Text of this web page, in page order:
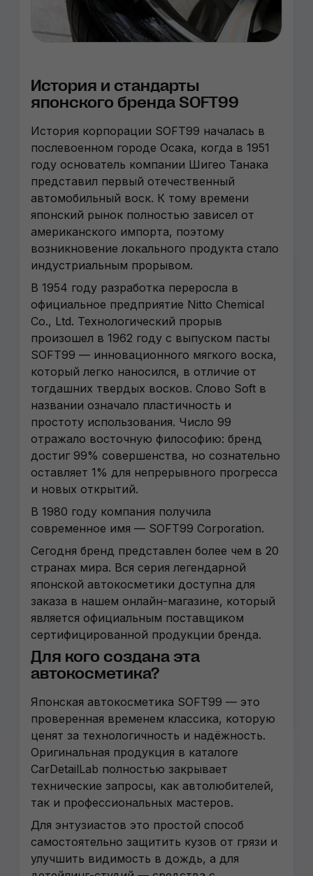
История и стандарты
японского бренда SOFT99
История корпорации SOFT99 началась в
послевоенном городе Осака, когда в 1951
году основатель компании Шигео Танака
представил первый отечественный
автомобильный воск. К тому времени
японский рынок полностью зависел от
американского импорта, поэтому
возникновение локального продукта стало
индустриальным прорывом.
В 1954 году разработка переросла в
официальное предприятие Nitto Chemical
Co., Ltd. Технологический прорыв
произошел в 1962 году с выпуском пасты
SOFT99 — инновационного мягкого воска,
который легко наносился, в отличие от
тогдашних твердых восков. Слово Soft в
названии означало пластичность и
простоту использования. Число 99
отражало восточную философию: бренд
достиг 99% совершенства, но сознательно
оставляет 1% для непрерывного прогресса
и новых открытий.
В 1980 году компания получила
современное имя — SOFT99 Corporation.
Сегодня бренд представлен более чем в 20
странах мира. Вся серия легендарной
японской автокосметики доступна для
заказа в нашем онлайн-магазине, который
является официальным поставщиком
сертифицированной продукции бренда.
Для кого создана эта
автокосметика?
Японская автокосметика SOFT99 — это
проверенная временем классика, которую
ценят за технологичность и надёжность.
Оригинальная продукция в каталоге
CarDetailLab полностью закрывает
технические запросы, как автолюбителей,
так и профессиональных мастеров.
Для энтузиастов это простой способ
самостоятельно защитить кузов от грязи и
улучшить видимость в дождь, а для